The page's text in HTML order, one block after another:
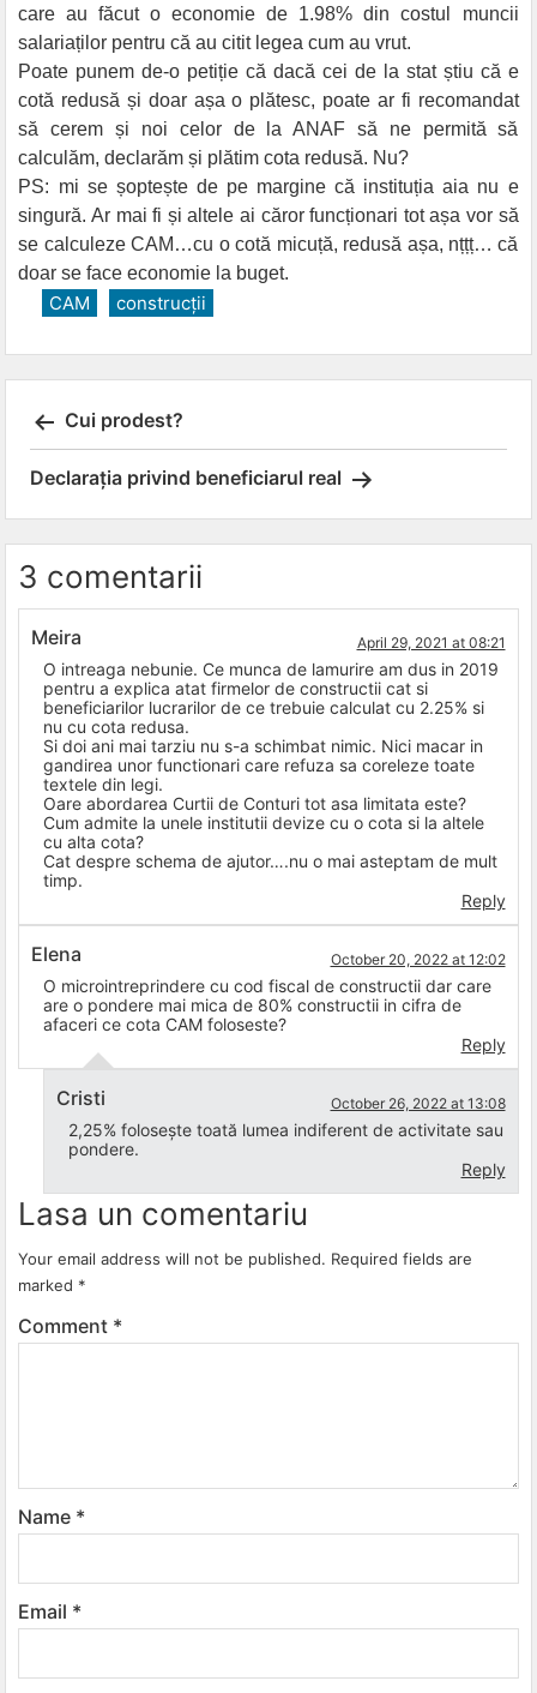
care au făcut o economie de 1.98% din costul muncii
salariaților pentru că au citit legea cum au vrut.
Poate punem de-o petiție că dacă cei de la stat știu că e
cotă redusă și doar așa o plătesc, poate ar fi recomandat
să cerem și noi celor de la ANAF să ne permită să
calculăm, declarăm și plătim cota redusă. Nu?
PS: mi se șoptește de pe margine că instituția aia nu e
singură. Ar mai fi și altele ai căror funcționari tot așa vor să
se calculeze CAM…cu o cotă micuță, redusă așa, nțțț… că
doar se face economie la buget.
CAM construcții
Post
navigation
Cui prodest?
Declarația privind beneficiarul real
3 comentarii
Meira April 29, 2021 at 08:21
O intreaga nebunie. Ce munca de lamurire am dus in 2019
pentru a explica atat firmelor de constructii cat si
beneficiarilor lucrarilor de ce trebuie calculat cu 2.25% si
nu cu cota redusa.
Si doi ani mai tarziu nu s-a schimbat nimic. Nici macar in
gandirea unor functionari care refuza sa coreleze toate
textele din legi.
Oare abordarea Curtii de Conturi tot asa limitata este?
Cum admite la unele institutii devize cu o cota si la altele
cu alta cota?
Cat despre schema de ajutor….nu o mai asteptam de mult
timp.
Reply
Elena October 20, 2022 at 12:02
O microintreprindere cu cod fiscal de constructii dar care
are o pondere mai mica de 80% constructii in cifra de
afaceri ce cota CAM foloseste?
Reply
Cristi October 26, 2022 at 13:08
2,25% folosește toată lumea indiferent de activitate sau
pondere.
Reply
Lasa un comentariu
Your email address will not be published. Required fields are
marked *
Comment *
Name *
Email *